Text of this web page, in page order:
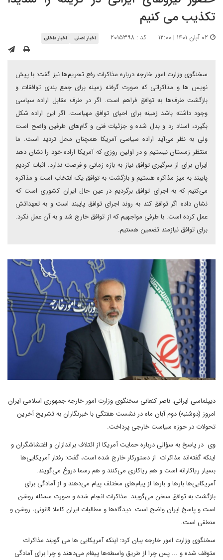
تکذیب می کنیم
کد : ۲۰۱۵۳۹۸ اخبار اصلی اخبار داخلی
سخنگوی وزارت امور خارجه درباره مذاکرات رفع تحریم‌ها نیز گفت: با پیش
نویس ها و مذاکراتی که صورت گرفته زمینه برای جمع بندی توافقات و
بازگشت طرف‌ها به توافق فراهم است. اگر در طرف مقابل اراده سیاسی
وجود داشته باشد زمینه برای احیای توافق مهیاست. اگر این اراده شکل
بگیرد، اسناد رد و بدل شده و جزئیات فنی و گام‌های طرفین واضح است
ولی به نظر می‌آید اراده سیاسی آمریکا همچنان محل تردید است. ما
منتظر زمستان نیستیم و در اولین روزی که آمریکا اراده خود را نشان دهد
ایران برای از سرگیری توافق نیاز به بازه زمانی و فرصت ندارد. اثبات کردیم
پایبند به میز مذاکره هستیم و بازگشت به توافق یک انتخاب است و مذاکره
می‌کنیم که به اجرای توافق برگردیم در عین حال ایران کشوری است که
نشان داده اگر توافق کند به روند اجرای توافق پایبند است و به تعهداتش
عمل کرده است. با طرفی مواجهیم که از توافق خارج شد و به آن عمل نکرد.
برای توافق نیازمند تضمین هستیم.
دیپلماسی ایرانی: ناصر کنعانی سخنگوی وزارت امور خارجه جمهوری اسلامی ایران
امروز (دوشنبه) دوم آبان ماه در نشست هفتگی با خبرنگاران به تشریح آخرین
تحولات در حوزه سیاست خارجی پرداخت.
وی در پاسخ به سؤالی درباره حمایت آمریکا از ائتلاف براندازان و اغتشاشگران و
اینکه گفته‌اند مذاکرات از دستورکار خارج شده است، گفت: رفتار آمریکایی‌ها
بسیار ریاکارانه است و هم ریاکاری می‌کنند و هم رسما دروغ می‌گویند.
آمریکایی‌ها بارها و بارها از پیام‌های مختلف پیام می‌دهند و از آمادگی برای
بازگشت به توافق سخن می‌گویند. مذاکرات انجام شده و صورت مسئله روشن
است و پاسخ ایران واضح است. دیدگاه‌ها و مطالبات ایران کاملا قانونی، روشن و
منطقی است.
سخنگوی وزارت امور خارجه بیان کرد: اینکه آمریکایی ها می گویند مذاکرات
متوقف شده و ... پس چرا از طریق واسطه‌ها پیغام می‌دهند و چرا برای آمادگی